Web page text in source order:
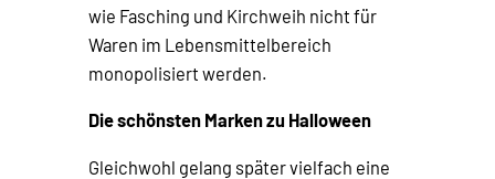
wie Fasching und Kirchweih nicht für
Waren im Lebensmittelbereich
monopolisiert werden.
Die schönsten Marken zu Halloween
Gleichwohl gelang später vielfach eine